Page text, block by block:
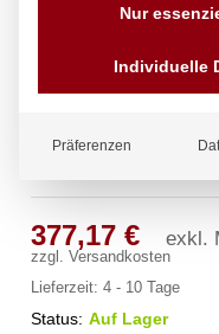
profi
377,17€ exkl.
zzgl.Versandkosten
Lieferzeit:4 - 10 Tage
Status: Auf Lager
Nur
Individuelle
Präferenzen